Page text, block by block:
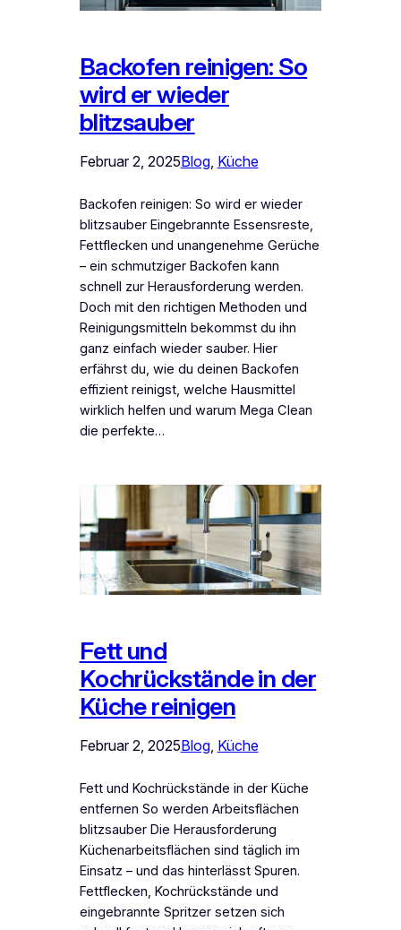
Backofen reinigen: So
wird er wieder
blitzsauber
Februar 2, 2025Blog, Küche
Backofen reinigen: So wird er wieder
blitzsauber Eingebrannte Essensreste,
Fettflecken und unangenehme Gerüche
– ein schmutziger Backofen kann
schnell zur Herausforderung werden.
Doch mit den richtigen Methoden und
Reinigungsmitteln bekommst du ihn
ganz einfach wieder sauber. Hier
erfährst du, wie du deinen Backofen
effizient reinigst, welche Hausmittel
wirklich helfen und warum Mega Clean
die perfekte…
Fett und
Kochrückstände in der
Küche reinigen
Februar 2, 2025Blog, Küche
Fett und Kochrückstände in der Küche
entfernen So werden Arbeitsflächen
blitzsauber Die Herausforderung
Küchenarbeitsflächen sind täglich im
Einsatz – und das hinterlässt Spuren.
Fettflecken, Kochrückstände und
eingebrannte Spritzer setzen sich